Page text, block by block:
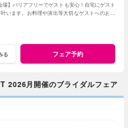
場】バリアフリーでゲストも安心！自宅にゲスト
います。お料理や演出等大切なゲストへのおも
る フェア予約
月開催のブライダルフェア